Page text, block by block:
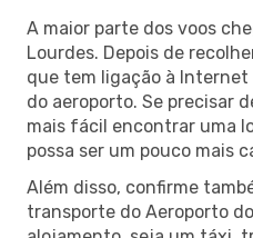
A maior parte dos voos
Lourdes. Depois de
que tem ligação à
do aeroporto. Se precisar
mais fácil encontrar uma
possa ser um pouco mais
Além disso, confirme
transporte do Aeroporto